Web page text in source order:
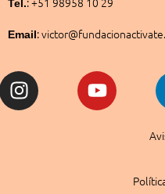
Tel.
Email :
Instagram